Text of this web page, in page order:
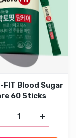
de LACTO-FIT
Probiotics for
FIT Blood Sugar
60 Sticks
la quantité